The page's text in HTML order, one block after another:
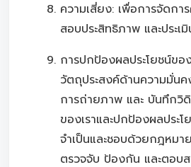
ความเสี่ยง: เพื่อการจัดกา
สอบประสิทธิภาพ และประเ
การปกป้องผลประโยชน์ขอ
วัตถุประสงค์ด้านความมั่น
การถ่ายภาพ และ บันทึกวิ
ของเราและปกป้องผลประโ
จำเป็นและชอบด้วยกฎหมา
ตรวจจับ ป้องกัน และตอบ